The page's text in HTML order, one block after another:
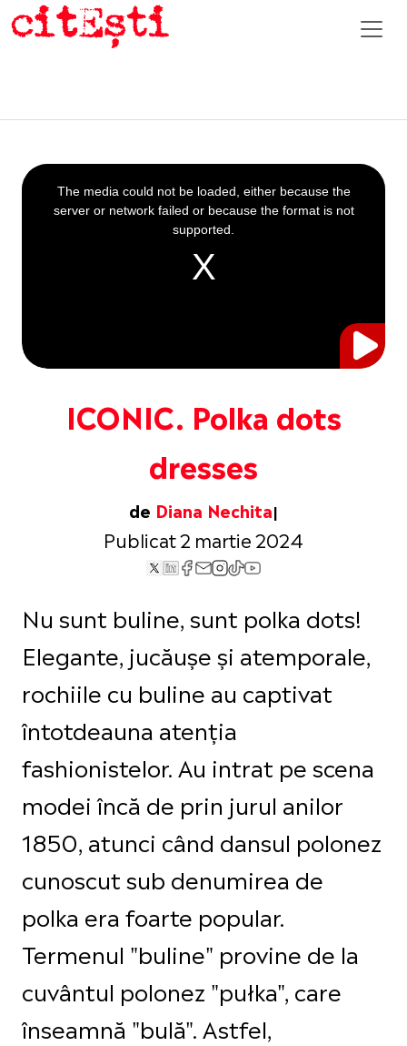
ICONIC. Polka dots
dresses
de Diana Nechita
Publicat 2 martie 2024
This
is
a
The media could not be loaded, either because the
server or network failed or because the format is not
supported.
Nu sunt buline, sunt polka dots!
Elegante, jucăușe și atemporale,
rochiile cu buline au captivat
întotdeauna atenția
fashionistelor. Au intrat pe scena
modei încă de prin jurul anilor
1850, atunci când dansul polonez
cunoscut sub denumirea de
polka era foarte popular.
Termenul "buline" provine de la
cuvântul polonez "pułka", care
înseamnă "bulă". Astfel,